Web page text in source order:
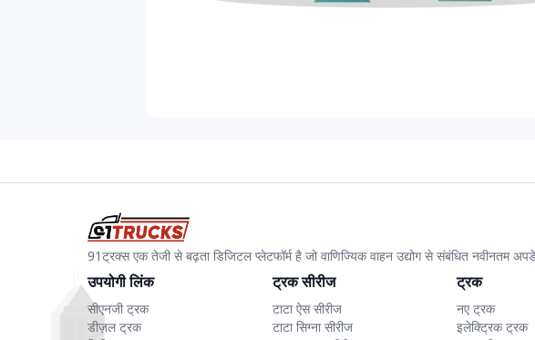
91ट्रक्स एक तेजी से बढ़ता डिजिटल प्लेटफॉर्म है जो वाणिज्यिक वाहन उद्योग से संबंधित नवीनतम
उपयोगी लिंक
सीएनजी ट्रक
डीज़ल ट्रक
ट्रक सीरीज
टाटा ऐस सीरीज
टाटा सिग्ना सीरीज
ट्रक
नए ट्रक
इलेक्ट्रिक ट्रक